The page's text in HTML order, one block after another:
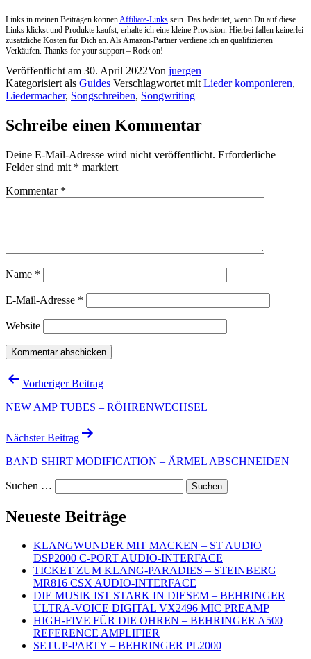
Links in meinen Beiträgen könnenAffiliate-Links sein. Das bedeutet, wenn Du auf diese
Links klickst und Produkte kaufst, erhalte ich eine kleine Provision. Hierbei fallen keinerlei
zusätzliche Kosten für Dich an. Als Amazon-Partner verdiene ich an qualifizierten
Verkäufen. Thanks for your support – Rock on!
Veröffentlicht am 30. April 2022Von juergen
Kategorisiert als Guides Verschlagwortet mit Lieder komponieren,
Liedermacher, Songschreiben, Songwriting
Schreibe einen Kommentar
Deine E-Mail-Adresse wird nicht veröffentlicht. Erforderliche
Felder sind mit * markiert
Kommentar *
Name *
E-Mail-Adresse *
Website
Beitragsnavigation
Vorheriger Beitrag
NEW AMP TUBES – RÖHRENWECHSEL
Nächster Beitrag
BAND SHIRT MODIFICATION – ÄRMEL ABSCHNEIDEN
Suchen …
Neueste Beiträge
KLANGWUNDER MIT MACKEN – ST AUDIO
DSP2000 C-PORT AUDIO-INTERFACE
TICKET ZUM KLANG-PARADIES – STEINBERG
MR816 CSX AUDIO-INTERFACE
DIE MUSIK IST STARK IN DIESEM – BEHRINGER
ULTRA-VOICE DIGITAL VX2496 MIC PREAMP
HIGH-FIVE FÜR DIE OHREN – BEHRINGER A500
REFERENCE AMPLIFIER
SETUP-PARTY – BEHRINGER PL2000